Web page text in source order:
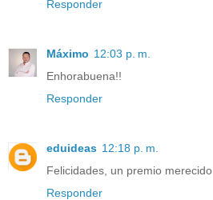
Responder
Máximo 12:03 p. m.
Enhorabuena!!
Responder
eduideas 12:18 p. m.
Felicidades, un premio merecido
Responder